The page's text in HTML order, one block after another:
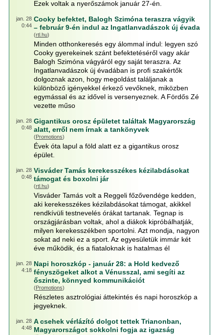
Ezek voltak a nyerőszámok január 27-én.
jan. 28
0:44
Cooky befektet, Balogh Szimóna teraszra vágyik
– február 9-én indul az Ingatlanvadászok új évada
(rtl.hu)
Minden otthonkeresés egy álommal indul: legyen szó
Cooky gyerekeinek szánt befektetéséről vagy akár
Balogh Szimóna vágyáról egy saját teraszra. Az
Ingatlanvadászok új évadában is profi szakértők
dolgoznak azon, hogy megoldást találjanak a
különböző igényekkel érkező vevőknek, miközben
egymással és az idővel is versenyeznek. A Fördős Zé
vezette műso
jan. 28
0:48
Gigantikus orosz épületet találtak Magyarország
alatt, erről nem írnak a tankönyvek
(Promotions)
Évek óta lapul a föld alatt ez a gigantikus orosz
épület.
jan. 28
0:48
Visváder Tamás kerekesszékes kézilabdásokat
támogat és boxolni jár
(rtl.hu)
Visváder Tamás volt a Reggeli főzővendége kedden,
aki kerekesszékes kézilabdásokat támogat, akikkel
rendkívüli testnevelés órákat tartanak. Tegnap is
országjárásban voltak, ahol a diákok kipróbálhatják,
milyen kerekesszékben sportolni. Azt mondja, nagyon
sokat ad neki ez a sport. Az egyesületük immár két
éve működik, és a fiataloknak is hatalmas él
jan. 28
4:18
Napi horoszkóp - január 28: a Hold kedvező
fényszögeket alkot a Vénusszal, ami segíti az
őszinte, könnyed kommunikációt
(Promotions)
Részletes asztrológiai áttekintés és napi horoszkóp a
jegyeknek.
jan. 28
4:48
A csehek vérlázító dolgot tettek Trianonban,
Magyarországot sokkolni fogja az igazság